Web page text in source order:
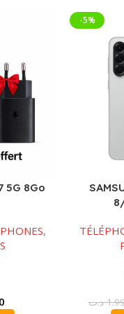
5G 8Go
,
-5%
د.ت